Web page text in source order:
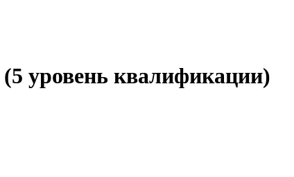
уровень квалификации)